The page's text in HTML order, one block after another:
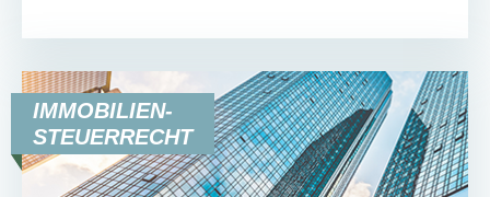
IMMOBILIEN-
STEUERRECHT